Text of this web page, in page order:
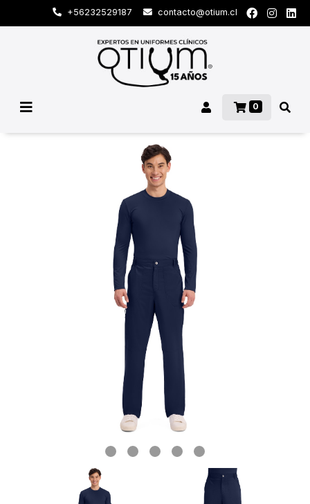
+56232529187 contacto@otium.cl
0